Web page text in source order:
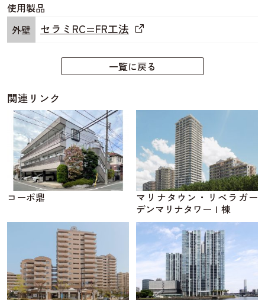
使用製品
外壁
セラミRC=FR工法
一覧に戻る
関連リンク
コーポ鼎
マリナタウン・リベラガー
デンマリナタワーＩ棟